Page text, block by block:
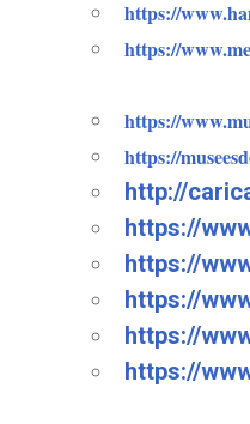
https://
https://
https://
https://
http://
https://
https://
https://
https://
https://